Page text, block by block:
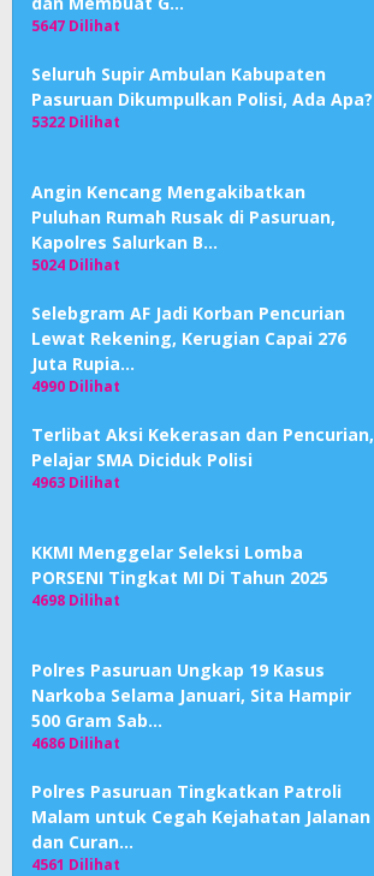
5647 Dilihat
Seluruh Supir Ambulan Kabupaten
Pasuruan Dikumpulkan Polisi, Ada Apa?
5322 Dilihat
Angin Kencang Mengakibatkan
Puluhan Rumah Rusak di Pasuruan,
Kapolres Salurkan B…
5024 Dilihat
Selebgram AF Jadi Korban Pencurian
Lewat Rekening, Kerugian Capai 276
Juta Rupia…
4990 Dilihat
Terlibat Aksi Kekerasan dan Pencurian,
Pelajar SMA Diciduk Polisi
4963 Dilihat
KKMI Menggelar Seleksi Lomba
PORSENI Tingkat MI Di Tahun 2025
4698 Dilihat
Polres Pasuruan Ungkap 19 Kasus
Narkoba Selama Januari, Sita Hampir
500 Gram Sab…
4686 Dilihat
Polres Pasuruan Tingkatkan Patroli
Malam untuk Cegah Kejahatan Jalanan
dan Curan…
4561 Dilihat